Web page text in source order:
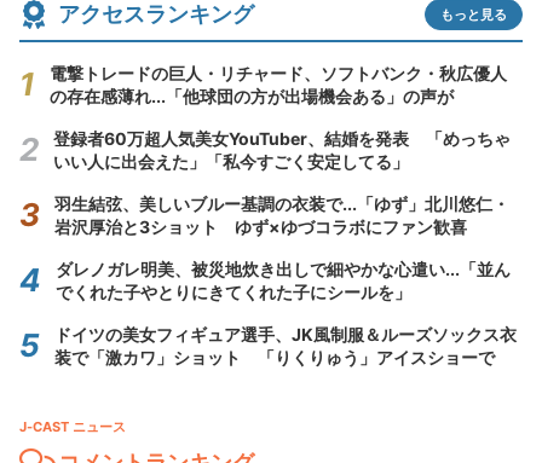
アクセスランキング もっと見る
電撃トレードの巨人・リチャード、ソフトバンク・秋広優人
の存在感薄れ...「他球団の方が出場機会ある」の声が
登録者60万超人気美女YouTuber、結婚を発表 「めっちゃ
いい人に出会えた」「私今すごく安定してる」
羽生結弦、美しいブルー基調の衣装で...「ゆず」北川悠仁・
岩沢厚治と3ショット ゆず×ゆづコラボにファン歓喜
ダレノガレ明美、被災地炊き出しで細やかな心遣い...「並ん
でくれた子やとりにきてくれた子にシールを」
ドイツの美女フィギュア選手、JK風制服＆ルーズソックス衣
装で「激カワ」ショット 「りくりゅう」アイスショーで
J-CAST ニュース